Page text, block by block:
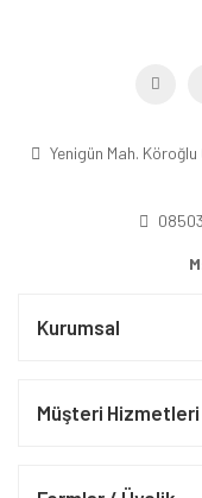
Yenigün Mah.
Kurumsal
Müşteri Hizmetleri